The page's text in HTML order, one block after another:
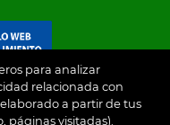
para analizar
relacionada con
a partir de tus
páginas visitadas).